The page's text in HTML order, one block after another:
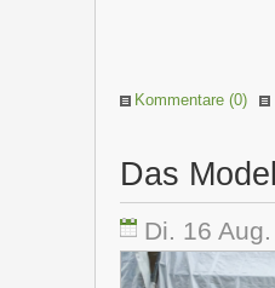
Kommentare (0)
Das
Di. 16